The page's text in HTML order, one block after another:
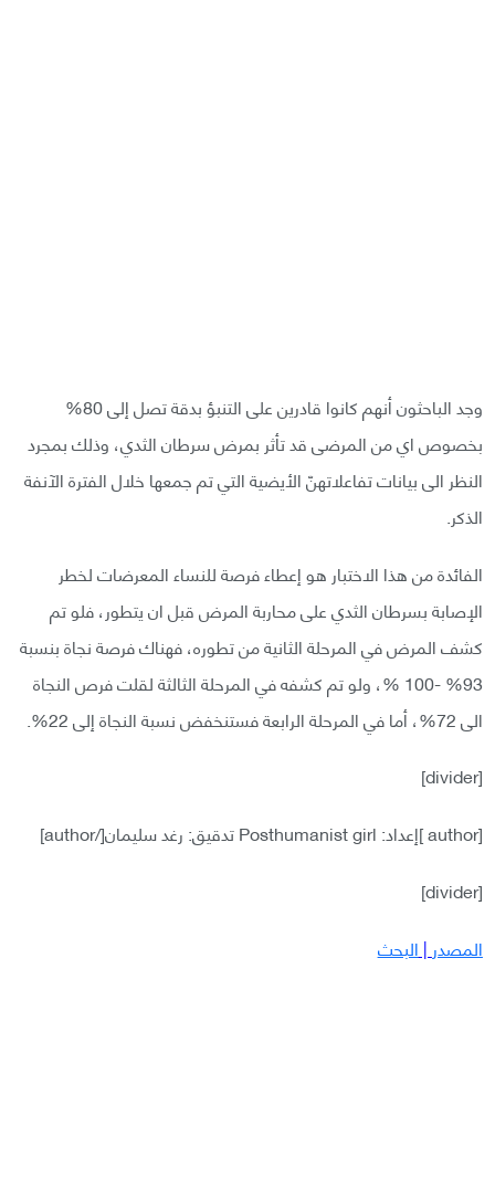
وجد الباحثون أنهم كانوا قادرين على التنبؤ بدقة تصل إلى 80%
بخصوص اي من المرضى قد تأثر بمرض سرطان الثدي، وذلك بمجرد
النظر الى بيانات تفاعلاتهنّ الأيضية التي تم جمعها خلال الفترة الآنفة
الذكر.
الفائدة من هذا الاختبار هو إعطاء فرصة للنساء المعرضات لخطر
الإصابة بسرطان الثدي على محاربة المرض قبل ان يتطور، فلو تم
كشف المرض في المرحلة الثانية من تطوره، فهناك فرصة نجاة بنسبة
93% -100 %، ولو تم كشفه في المرحلة الثالثة لقلت فرص النجاة
الى 72%، أما في المرحلة الرابعة فستنخفض نسبة النجاة إلى 22%.
[divider]
[author ]إعداد: Posthumanist girl تدقيق: رغد سليمان[/author]
[divider]
المصدر | البحث